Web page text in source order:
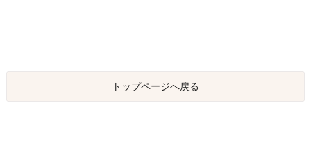
トップページへ戻る